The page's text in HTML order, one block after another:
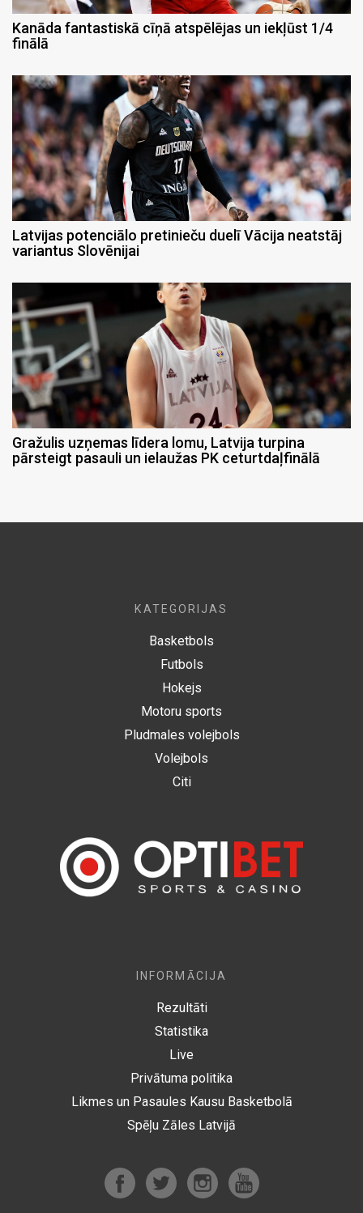
Kanāda fantastiskā cīņā atspēlējas un iekļūst 1/4
finālā
Latvijas potenciālo pretinieču duelī Vācija neatstāj
variantus Slovēnijai
Gražulis uzņemas līdera lomu, Latvija turpina
pārsteigt pasauli un ielaužas PK ceturtdaļfinālā
KATEGORIJAS
Basketbols
Futbols
Hokejs
Motoru sports
Pludmales volejbols
Volejbols
Citi
INFORMĀCIJA
Rezultāti
Statistika
Live
Privātuma politika
Likmes un Pasaules Kausu Basketbolā
Spēļu Zāles Latvijā